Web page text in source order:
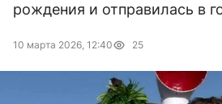
рождения и отправилась в
10 марта 2026, 12:40 25